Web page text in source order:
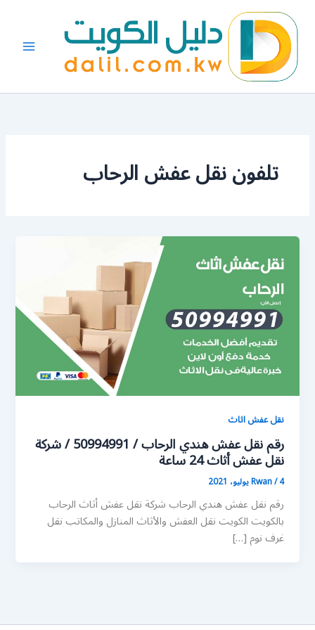
المحتوى
تلفون نقل عفش الرحاب
نقل عفش اثاث
رقم نقل عفش هندي الرحاب / 50994991 / شركة
نقل عفش أثاث 24 ساعة
Rwan/4 يوليو، 2021
رقم نقل عفش هندي الرحاب شركة نقل عفش أثاث الرحاب
بالكويت الكويت نقل العفش والأثاث المنازل والمكاتب نقل
غرف نوم […]